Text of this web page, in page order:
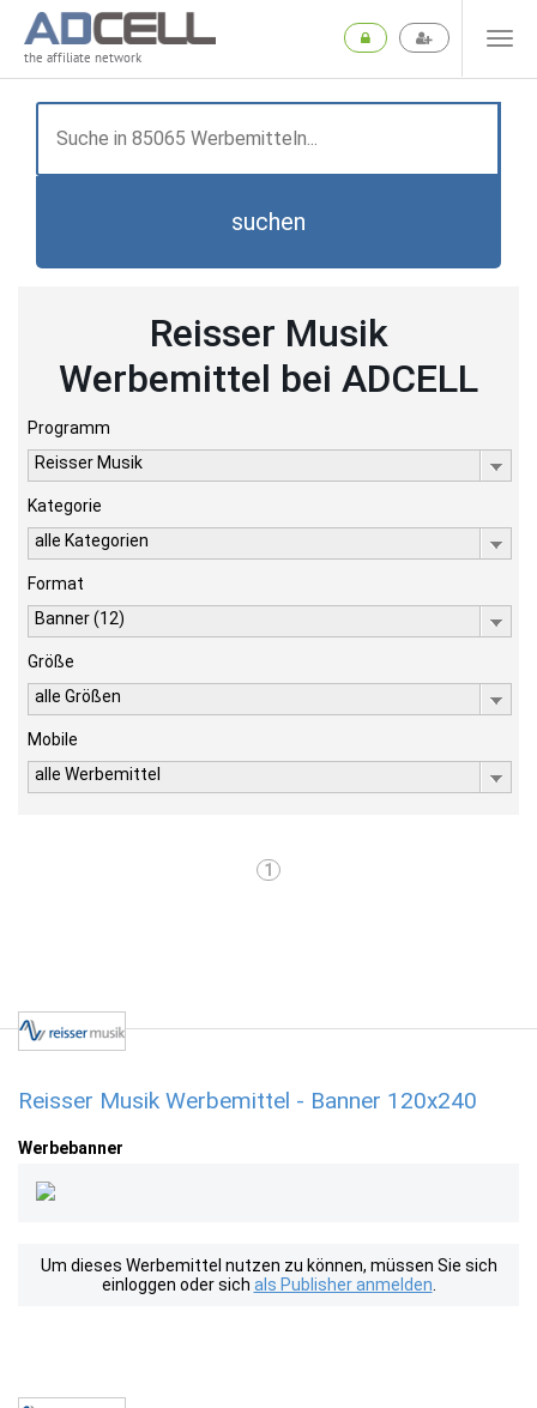
the affiliate network
suchen
Reisser Musik
Werbemittel bei ADCELL
Programm
Reisser Musik
Kategorie
alle Kategorien
Format
Banner (12)
Größe
alle Größen
Mobile
alle Werbemittel
1
Reisser Musik Werbemittel - Banner 120x240
Werbebanner
Um dieses Werbemittel nutzen zu können, müssen Sie sich
einloggen oder sich als Publisher anmelden